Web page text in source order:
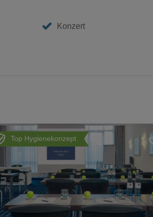
Konzert
Loading...
Top Hygienekonzept
Loading... Loading...